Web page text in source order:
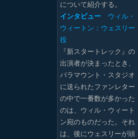
について紹介する。
インタビュー ウィル・
ウィートン：ウェスリー
役
『新スタートレック』の
出演者が決まったとき、
パラマウント・スタジオ
に送られたファンレター
の中で一番数が多かった
のは、ウィル・ウィート
ン宛のものだった。それ
は、後にウェスリーが頭